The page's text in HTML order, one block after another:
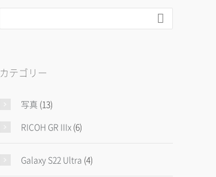

カテゴリー
写真 (13)
RICOH GR IIIx (6)
Galaxy S22 Ultra (4)